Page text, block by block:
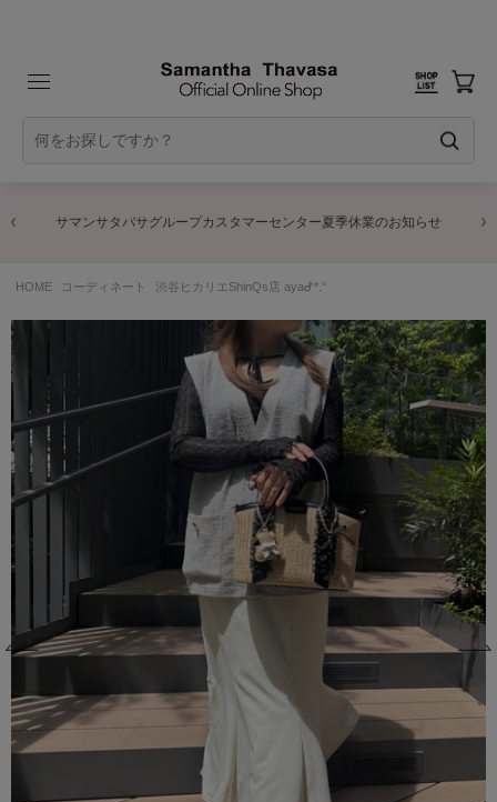
サマンサタバサグループカスタマーセンター夏季休業のお知らせ
HOME コーディネート 渋谷ヒカリエShinQs店 ayaᕷ*.°